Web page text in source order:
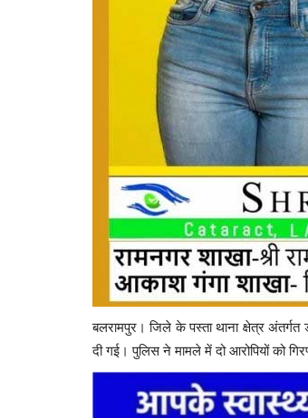
बलरामपुर। जिले के पस्ता थाना क्षेत्र अंतर्गत
दी गई। पुलिस ने मामले में दो आरोपियों को
VIDEO मनी लॉन्ड्रिंग
जुड़े 8 ठिकानों...
Suvankar Roy